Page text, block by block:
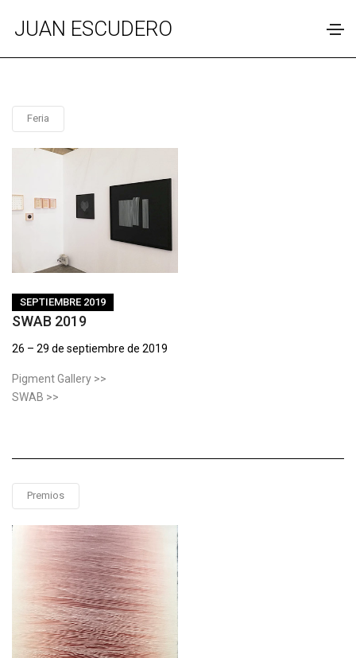
JUAN ESCUDERO
Feria
SEPTIEMBRE 2019
SWAB 2019
26 – 29 de septiembre de 2019
Pigment Gallery >>
SWAB >>
Premios